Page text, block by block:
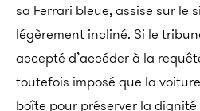
sa Ferrari bleue, assise sur le
légèrement incliné. Si le
accepté d’accéder à la
toutefois imposé que la
boîte pour préserver la